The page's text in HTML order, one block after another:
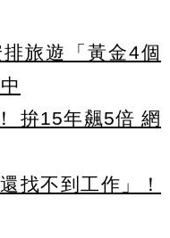
旅遊「黃金4個
拚15年飆5倍 網
找不到工作」！